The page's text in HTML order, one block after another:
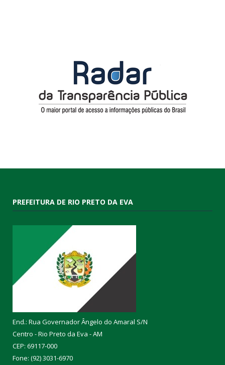
PREFEITURA DE RIO PRETO DA EVA
End.: Rua Governador Ângelo do Amaral S/N
Centro - Rio Preto da Eva - AM
CEP: 69117-000
Fone: (92) 3031-6970